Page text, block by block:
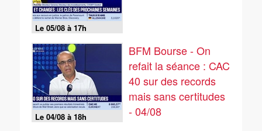
Le 05/08 à 17h
Le 04/08 à 18h
BFM Bourse - On
refait la séance : CAC
40 sur des records
mais sans certitudes
- 04/08